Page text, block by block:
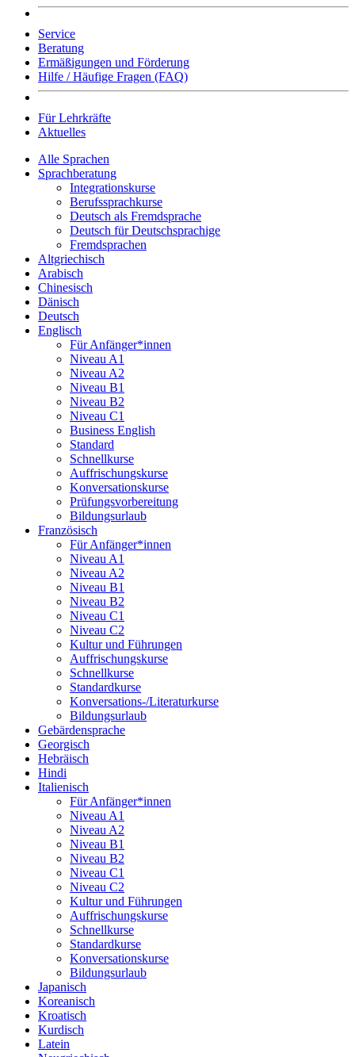
Service
Beratung
Ermäßigungen und Förderung
Hilfe / Häufige Fragen (FAQ)
Für Lehrkräfte
Aktuelles
Alle Sprachen
Sprachberatung
Integrationskurse
Berufssprachkurse
Deutsch als Fremdsprache
Deutsch für Deutschsprachige
Fremdsprachen
Altgriechisch
Arabisch
Chinesisch
Dänisch
Deutsch
Englisch
Für Anfänger*innen
Niveau A1
Niveau A2
Niveau B1
Niveau B2
Niveau C1
Business English
Standard
Schnellkurse
Auffrischungskurse
Konversationskurse
Prüfungsvorbereitung
Bildungsurlaub
Französisch
Für Anfänger*innen
Niveau A1
Niveau A2
Niveau B1
Niveau B2
Niveau C1
Niveau C2
Kultur und Führungen
Auffrischungskurse
Schnellkurse
Standardkurse
Konversations-/Literaturkurse
Bildungsurlaub
Gebärdensprache
Georgisch
Hebräisch
Hindi
Italienisch
Für Anfänger*innen
Niveau A1
Niveau A2
Niveau B1
Niveau B2
Niveau C1
Niveau C2
Kultur und Führungen
Auffrischungskurse
Schnellkurse
Standardkurse
Konversationskurse
Bildungsurlaub
Japanisch
Koreanisch
Kroatisch
Kurdisch
Latein